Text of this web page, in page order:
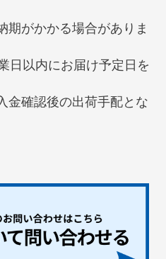
期がかかる場合がありま
日以内にお届け予定日を
金確認後の出荷手配とな